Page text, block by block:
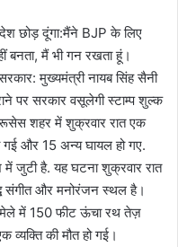
देश छोड़ दूंगा:मैंने BJP के लिए
बनता, मैं भी गन रखता हूं।
मुख्यमंत्री नायब सिंह सैनी
पर सरकार वसूलेगी स्टाम्प शुल्क
शहर में शुक्रवार रात एक
गई और 15 अन्य घायल हो गए.
में जुटी है. यह घटना शुक्रवार रात
संगीत और मनोरंजन स्थल है।
में 150 फीट ऊंचा रथ तेज़
व्यक्ति की मौत हो गई।